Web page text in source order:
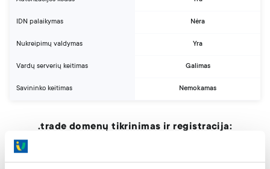
IDN palaikymas Nėra
Nukreipimų valdymas Yra
Vardų serverių keitimas Galimas
Savininko keitimas Nemokamas
.trade domenų tikrinimas ir registracija: